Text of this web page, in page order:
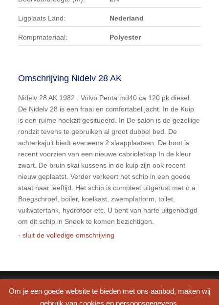
Ligplaats Land: Nederland
Rompmateriaal: Polyester
Omschrijving Nidelv 28 AK
Nidelv 28 AK 1982 . Volvo Penta md40 ca 120 pk diesel.
De Nidelv 28 is een fraai en comfortabel jacht. In de Kuip
is een ruime hoekzit gesitueerd. In De salon is de gezellige
rondzit tevens te gebruiken al groot dubbel bed. De
achterkajuit biedt eveneens 2 slaapplaatsen. De boot is
recent voorzien van een nieuwe cabrioletkap In de kleur
zwart. De bruin skai kussens in de kuip zijn ook recent
nieuw geplaatst. Verder verkeert het schip in een goede
staat naar leeftijd. Het schip is compleet uitgerust met o.a.:
Boegschroef, boiler, koelkast, zwemplatform, toilet,
vuilwatertank, hydrofoor etc. U bent van harte uitgenodigd
om dit schip in Sneek te komen bezichtigen.
- sluit de volledige omschrijving
voorbehouden
Om je een goede website te bieden met ons aanbod, maken wij
gebruik van cookies en persoonsgegevens.